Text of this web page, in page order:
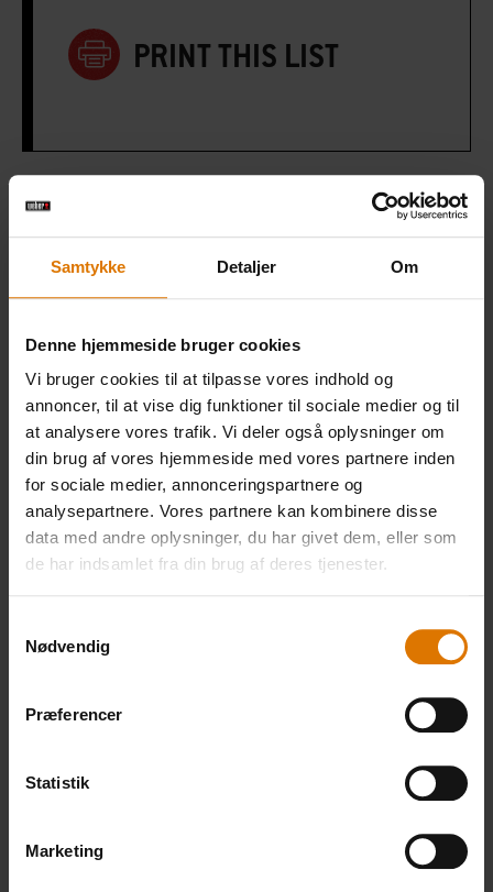
Samtykke Detaljer Om
Denne hjemmeside bruger cookies
Vi bruger cookies til at tilpasse vores indhold og
annoncer, til at vise dig funktioner til sociale medier og til
at analysere vores trafik. Vi deler også oplysninger om
din brug af vores hjemmeside med vores partnere inden
for sociale medier, annonceringspartnere og
analysepartnere. Vores partnere kan kombinere disse
data med andre oplysninger, du har givet dem, eller som
de har indsamlet fra din brug af deres tjenester.
Nødvendig
Præferencer
Statistik
Marketing
PRINT THIS LIST
Gør det nemt
Anbefalet tilbehør
Rotisseri
Se
mere
Se
mere
Se